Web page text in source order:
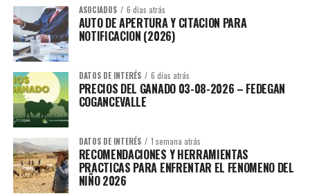
ASOCIADOS 6 días atrás
AUTO DE APERTURA Y CITACION PARA
NOTIFICACION (2026)
DATOS DE INTERÉS 6 días atrás
PRECIOS DEL GANADO 03-08-2026 – FEDEGAN
COGANCEVALLE
DATOS DE INTERÉS 1 semana atrás
RECOMENDACIONES Y HERRAMIENTAS
PRACTICAS PARA ENFRENTAR EL FENOMENO DEL
NIÑO 2026